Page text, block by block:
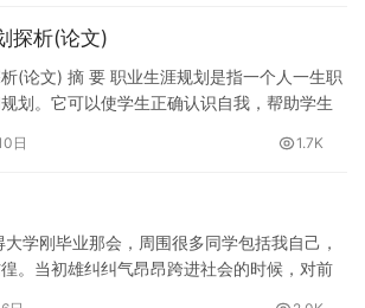
探析(论文)
(论文) 摘 要 职业生涯规划是指一个人一生职
划。它可以使学生正确认识自我，帮助学生
日 1.7K
学刚毕业那会，周围很多同学包括我自己，
。当初雄纠纠气昂昂跨进社会的时候，对前